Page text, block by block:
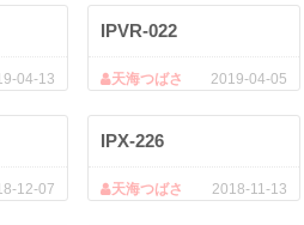
04-13
IPVR-022
2019-04-05
天海つばさ
12-07
IPX-226
2018-11-13
天海つばさ